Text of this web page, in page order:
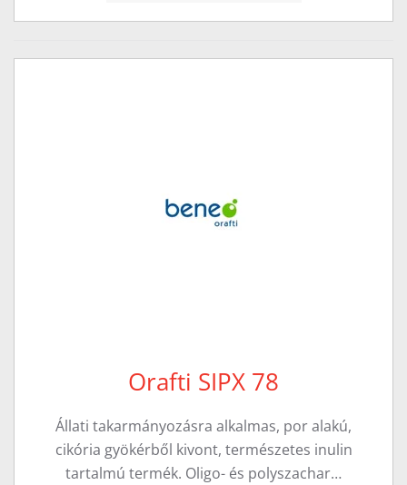
Orafti SIPX 78
Állati takarmányozásra alkalmas, por alakú,
cikória gyökérből kivont, természetes inulin
tartalmú termék. Oligo- és polyszachar…